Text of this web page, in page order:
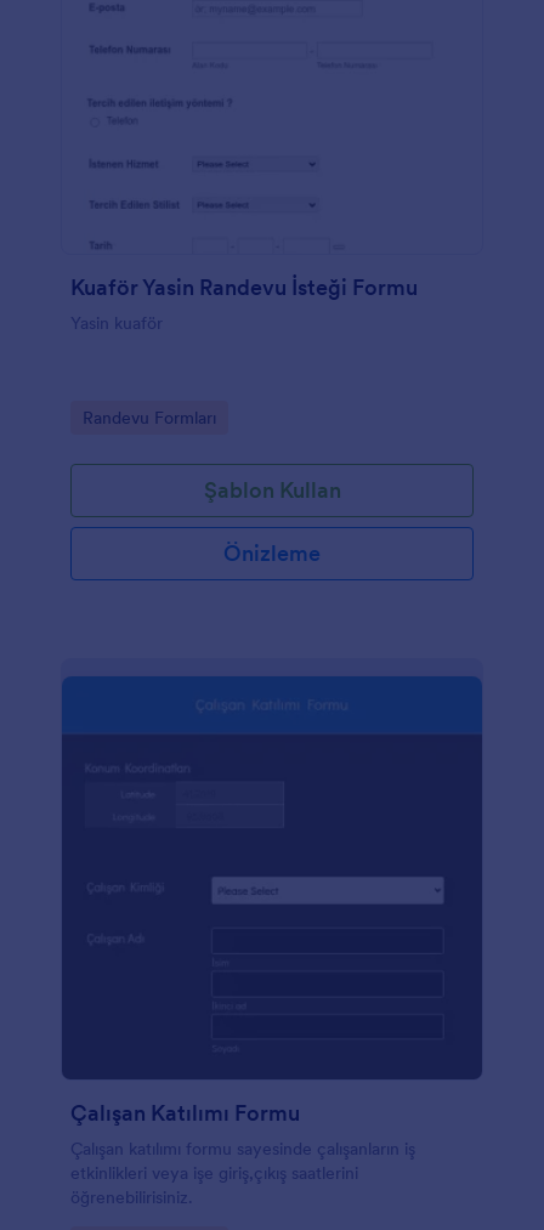
Kuaför Yasin Randevu İsteği Formu
Yasin kuaför
Go to Category:
Randevu Formları
Şablon Kullan
Önizleme
Çalışan Katılımı Formu
Çalışan katılımı formu sayesinde çalışanların iş
etkinlikleri veya işe giriş,çıkış saatlerini
öğrenebilirisiniz.